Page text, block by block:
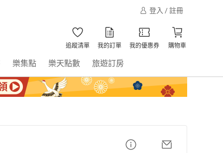
登入 / 註冊
追蹤清單 我的訂單 我的優惠券 購物車
樂集點 樂天點數 旅遊訂房